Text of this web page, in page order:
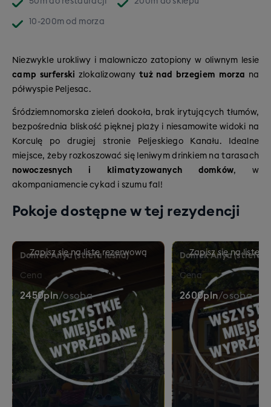
10-200m od morza
Niezwykle urokliwy i malowniczo zatopiony w oliwnym lesie
camp surferski zlokalizowany tuż nad brzegiem morza na
półwyspie Peljesac.
Śródziemnomorska zieleń dookoła, brak irytujących tłumów,
bezpośrednia bliskość pięknej plaży i niesamowite widoki na
Korculę po drugiej stronie Peljeskiego Kanału. Idealne
miejsce, żeby rozkoszować się leniwym drinkiem na tarasach
nowoczesnych i klimatyzowanych domków, w
akompaniamencie cykad i szumu fal!
Pokoje dostępne w tej rezydencji
Domek Anya (strefa leśna)
Cena
2450pln/osoba
Domek Anya (strefa
Cena
2600pln/osoba